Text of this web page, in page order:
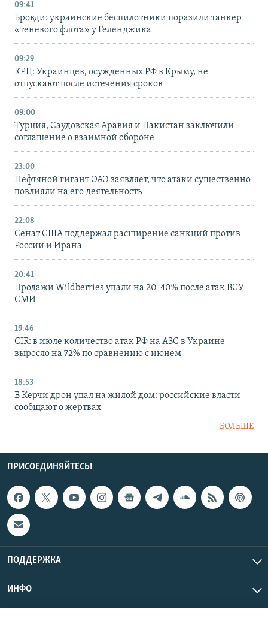
09:41
Бровди: украинские беспилотники поразили танкер
«теневого флота» у Геленджика
09:29
КРЦ: Украинцев, осужденных РФ в Крыму, не
отпускают после истечения сроков
09:00
Турция, Саудовская Аравия и Пакистан заключили
соглашение о взаимной обороне
23:00
Нефтяной гигант ОАЭ заявляет, что атаки существенно
повлияли на его деятельность
22:08
Сенат США поддержал расширение санкций против
России и Ирана
20:41
Продажи Wildberries упали на 20-40% после атак ВСУ –
СМИ
19:46
CIR: в июле количество атак РФ на АЗС в Украине
выросло на 72% по сравнению с июнем
18:53
В Керчи дрон упал на жилой дом: российские власти
сообщают о жертвах
БОЛЬШЕ
ПРИСОЕДИНЯЙТЕСЬ!
ПОДДЕРЖКА
ИНФО